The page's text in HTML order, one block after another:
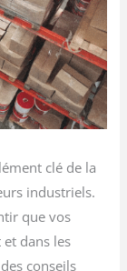
clé de la
industriels.
que vos
dans les
conseils